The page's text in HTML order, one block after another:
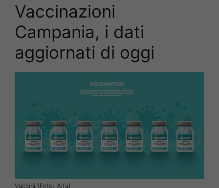
Vaccinazioni
Campania, i dati
aggiornati di oggi
Vaccini (Foto: Aifa)